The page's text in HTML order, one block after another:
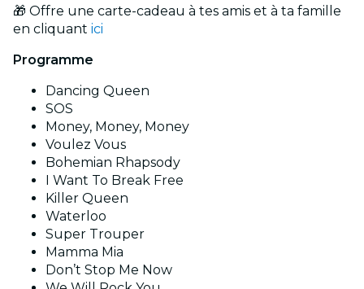
🎁 Offre une carte-cadeau à tes amis et à ta famille
en cliquant ici
Programme
Dancing Queen
SOS
Money, Money, Money
Voulez Vous
Bohemian Rhapsody
I Want To Break Free
Killer Queen
Waterloo
Super Trouper
Mamma Mia
Don’t Stop Me Now